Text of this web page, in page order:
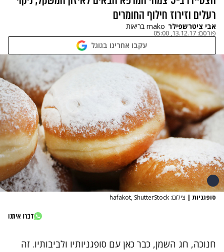
רעלים וזירוז חילוף החומרים
אבי ציטרשפילר mako בריאות
פורסם: 13.12.17, 05:00
עקבו אחרינו בגוגל
סופגניות | צילום: hafakot, ShutterStock
דברו איתנו
חנוכה, חג השמן, כבר כאן עם סופגניותיו ולביבותיו. זה